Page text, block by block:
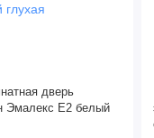
дверь
Эмалекс Е2 белый